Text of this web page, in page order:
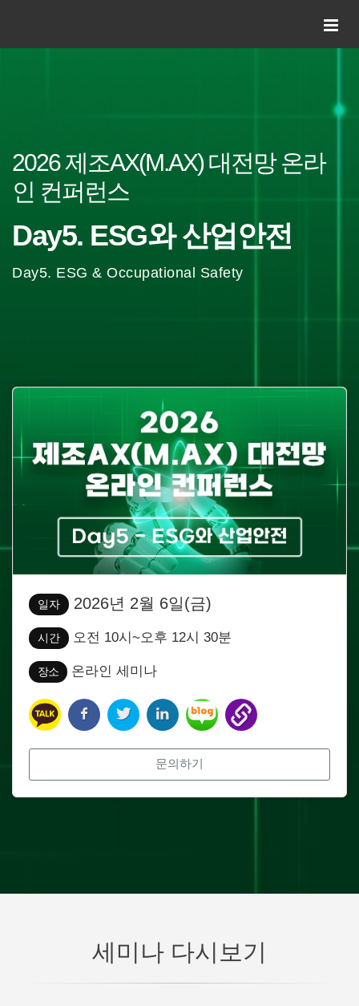
2026 제조AX(M.AX) 대전망 온라
인 컨퍼런스
Day5. ESG와 산업안전
Day5. ESG & Occupational Safety
일자 2026년 2월 6일(금)
시간 오전 10시~오후 12시 30분
장소 온라인 세미나
문의하기
세미나 다시보기